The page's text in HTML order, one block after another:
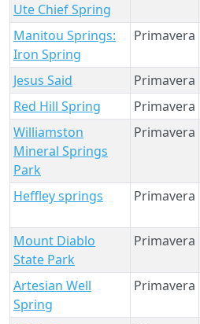
Ute Chief Spring
Manitou Springs:
Iron Spring
Primavera
Jesus Said Primavera
Red Hill Spring
Primavera
Williamston
Mineral Springs
Park
Primavera
Heffley springs
Primavera
Mount Diablo
State Park
Primavera
Artesian Well
Spring
Primavera